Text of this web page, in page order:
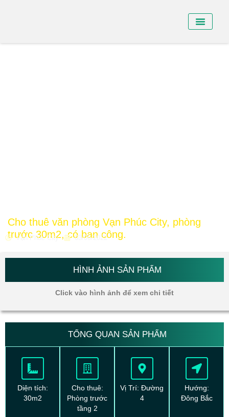
Cho thuê văn phòng Vạn Phúc City, phòng
trước 30m2, có ban công.
Vạn Phúc City 03/06/2022
HÌNH ẢNH SẢN PHẨM
Click vào hình ảnh để xem chi tiết
TỔNG QUAN SẢN PHẨM
Diện tích:
30m2
Cho thuê:
Phòng trước
tầng 2
Vị Trí: Đường
4
Hướng:
Đông Bắc